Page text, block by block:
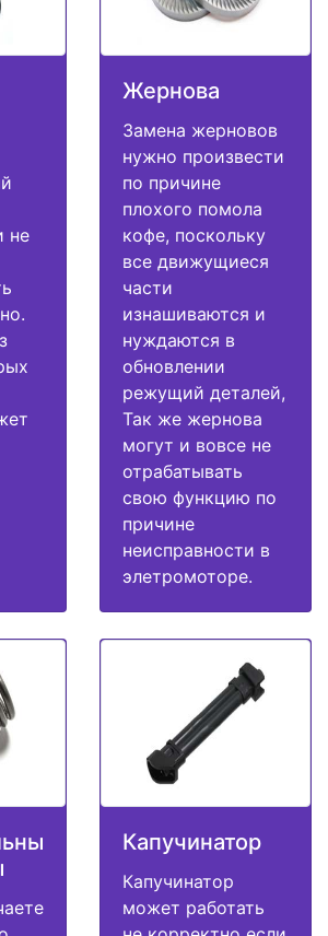
не
Жернова
Замена жерновов
нужно произвести
по причине
плохого помола
кофе, поскольку
все движущиеся
части
изнашиваются и
нуждаются в
обновлении
режущий деталей,
Так же жернова
могут и вовсе не
отрабатывать
свою функцию по
причине
неисправности в
элетромоторе.
Капучинатор
Капучинатор
может работать